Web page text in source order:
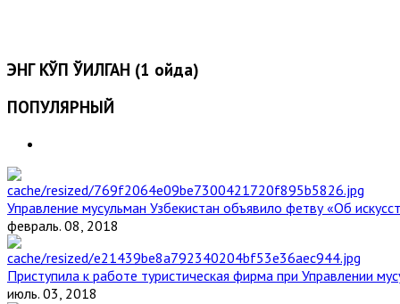
ЭНГ КЎП ЎҚИЛГАН (1 ойда)
ПОПУЛЯРНЫЙ
Управление мусульман Узбекистан объявило фетву «Об
февраль. 08, 2018
Приступила к работе туристическая фирма при Управлении
июль. 03, 2018